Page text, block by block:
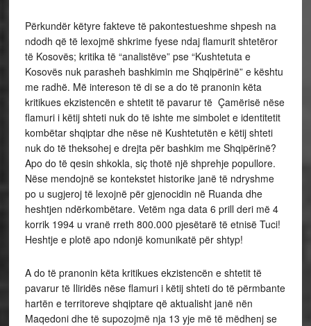
Përkundër këtyre fakteve të pakontestueshme shpesh na
ndodh që të lexojmë shkrime fyese ndaj flamurit shtetëror
të Kosovës; kritika të “analistëve” pse “Kushtetuta e
Kosovës nuk parasheh bashkimin me Shqipërinë” e kështu
me radhë. Më intereson të di se a do të pranonin këta
kritikues ekzistencën e shtetit të pavarur të Çamërisë nëse
flamuri i këtij shteti nuk do të ishte me simbolet e identitetit
kombëtar shqiptar dhe nëse në Kushtetutën e këtij shteti
nuk do të theksohej e drejta për bashkim me Shqipërinë?
Apo do të qesin shkokla, siç thotë një shprehje popullore.
Nëse mendojnë se kontekstet historike janë të ndryshme
po u sugjeroj të lexojnë për gjenocidin në Ruanda dhe
heshtjen ndërkombëtare. Vetëm nga data 6 prill deri më 4
korrik 1994 u vranë rreth 800.000 pjesëtarë të etnisë Tuci!
Heshtje e plotë apo ndonjë komunikatë për shtyp!
A do të pranonin këta kritikues ekzistencën e shtetit të
pavarur të Iliridës nëse flamuri i këtij shteti do të përmbante
hartën e territoreve shqiptare që aktualisht janë nën
Maqedoni dhe të supozojmë nja 13 yje më të mëdhenj se